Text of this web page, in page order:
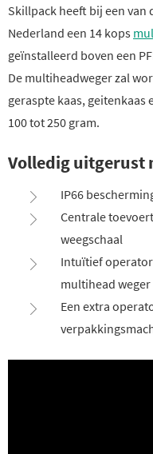
Skillpack heeft bij een van
Nederland een 14 kops
geïnstalleerd boven een
De multiheadweger zal
geraspte kaas, geitenkaas
100 tot 250 gram.
Volledig uitgerust
IP66
Centrale
weegschaal
Intuïtief operator
multihead weger
Een extra